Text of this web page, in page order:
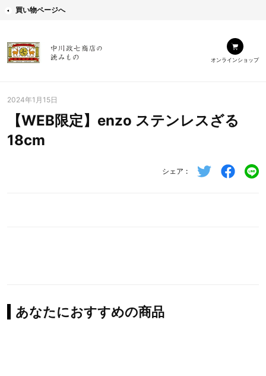
買い物ページへ
オンラインショップ
2024年1月15日
【WEB限定】enzo ステンレスざる
18cm
シェア
あなたにおすすめの商品